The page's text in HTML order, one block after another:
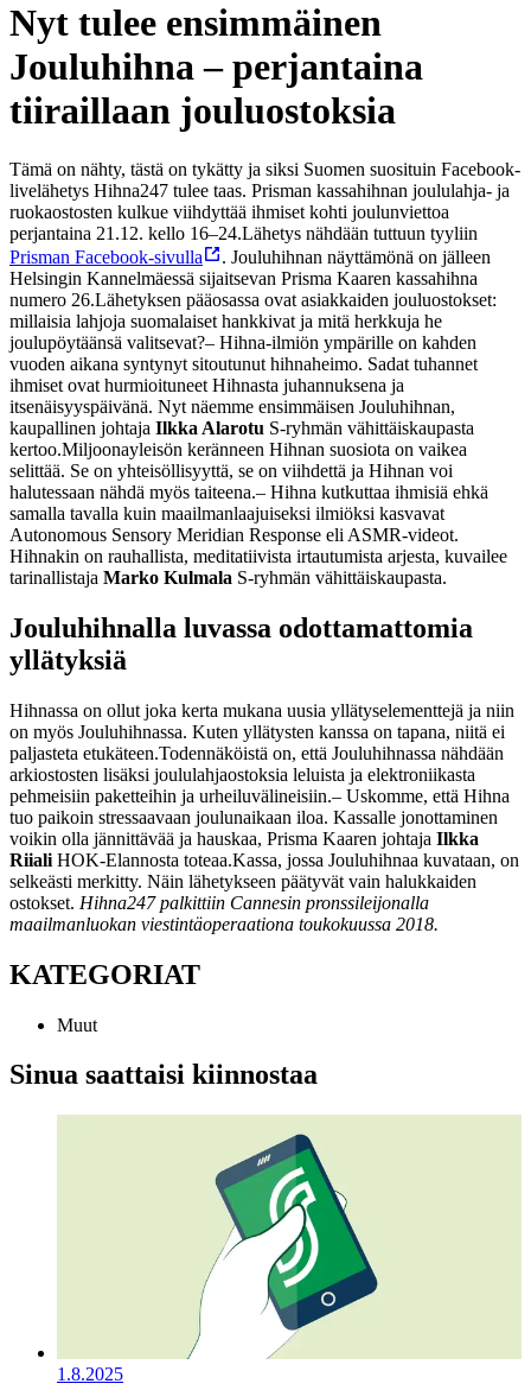
Nyt tulee ensimmäinen
Jouluhihna – perjantaina
tiiraillaan jouluostoksia
Tämä on nähty, tästä on tykätty ja siksi Suomen suosituin Facebook-
livelähetys Hihna247 tulee taas. Prisman kassahihnan joululahja- ja
ruokaostosten kulkue viihdyttää ihmiset kohti joulunviettoa
perjantaina 21.12. kello 16–24.Lähetys nähdään tuttuun tyyliin
Prisman Facebook-sivulla
. Jouluhihnan näyttämönä on jälleen
Helsingin Kannelmäessä sijaitsevan Prisma Kaaren kassahihna
numero 26.Lähetyksen pääosassa ovat asiakkaiden jouluostokset:
millaisia lahjoja suomalaiset hankkivat ja mitä herkkuja he
joulupöytäänsä valitsevat?– Hihna-ilmiön ympärille on kahden
vuoden aikana syntynyt sitoutunut hihnaheimo. Sadat tuhannet
ihmiset ovat hurmioituneet Hihnasta juhannuksena ja
itsenäisyyspäivänä. Nyt näemme ensimmäisen Jouluhihnan,
kaupallinen johtaja Ilkka Alarotu S-ryhmän vähittäiskaupasta
kertoo.Miljoonayleisön keränneen Hihnan suosiota on vaikea
selittää. Se on yhteisöllisyyttä, se on viihdettä ja Hihnan voi
halutessaan nähdä myös taiteena.– Hihna kutkuttaa ihmisiä ehkä
samalla tavalla kuin maailmanlaajuiseksi ilmiöksi kasvavat
Autonomous Sensory Meridian Response eli ASMR-videot.
Hihnakin on rauhallista, meditatiivista irtautumista arjesta, kuvailee
tarinallistaja Marko Kulmala S-ryhmän vähittäiskaupasta.
Jouluhihnalla luvassa odottamattomia
yllätyksiä
Hihnassa on ollut joka kerta mukana uusia yllätyselementtejä ja niin
on myös Jouluhihnassa. Kuten yllätysten kanssa on tapana, niitä ei
paljasteta etukäteen.Todennäköistä on, että Jouluhihnassa nähdään
arkiostosten lisäksi joululahjaostoksia leluista ja elektroniikasta
pehmeisiin paketteihin ja urheiluvälineisiin.– Uskomme, että Hihna
tuo paikoin stressaavaan joulunaikaan iloa. Kassalle jonottaminen
voikin olla jännittävää ja hauskaa, Prisma Kaaren johtaja Ilkka
Riiali HOK-Elannosta toteaa.Kassa, jossa Jouluhihnaa kuvataan, on
selkeästi merkitty. Näin lähetykseen päätyvät vain halukkaiden
ostokset. Hihna247 palkittiin Cannesin pronssileijonalla
maailmanluokan viestintäoperaationa toukokuussa 2018.
KATEGORIAT
Muut
Sinua saattaisi kiinnostaa
1.8.2025